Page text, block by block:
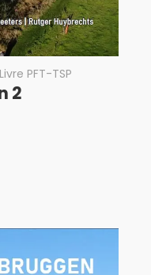
Livre PFT-TSP
2